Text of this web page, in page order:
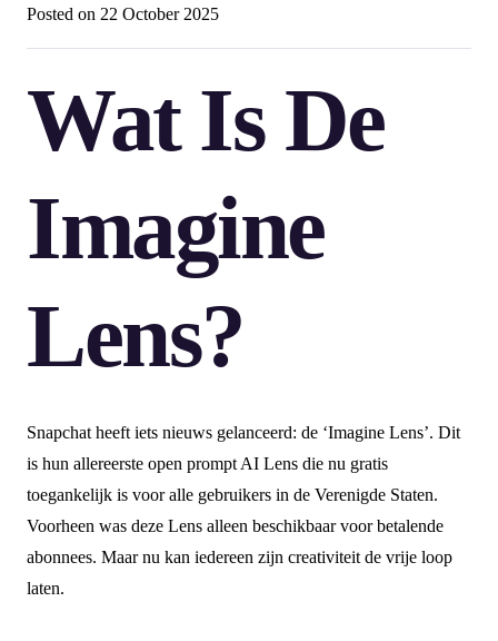
Posted on 22 October 2025
Wat Is De
Imagine
Lens?
Snapchat heeft iets nieuws gelanceerd: de ‘Imagine Lens’. Dit
is hun allereerste open prompt AI Lens die nu gratis
toegankelijk is voor alle gebruikers in de Verenigde Staten.
Voorheen was deze Lens alleen beschikbaar voor betalende
abonnees. Maar nu kan iedereen zijn creativiteit de vrije loop
laten.